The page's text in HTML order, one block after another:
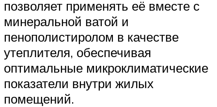
позволяет применять её вместе с
минеральной ватой и
пенополистиролом в качестве
утеплителя, обеспечивая
оптимальные микроклиматические
показатели внутри жилых
помещений.